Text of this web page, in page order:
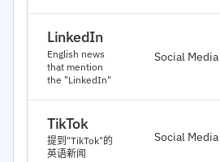
LinkedIn
English news
that mention
the "LinkedIn"
Social Media
TikTok
提到"TikTok"的
英语新闻
Social Media